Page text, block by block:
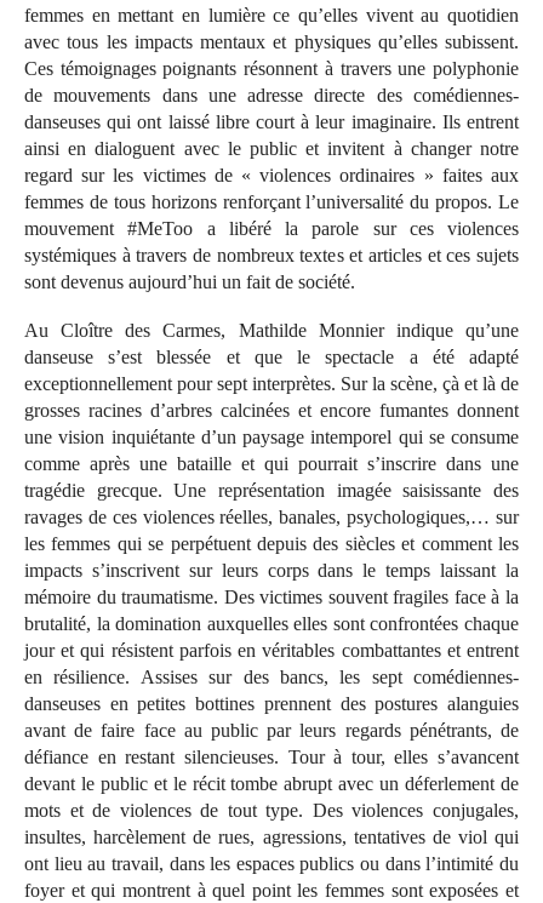
femmes en mettant en lumière ce qu’elles vivent au quotidien
avec tous les impacts mentaux et physiques qu’elles subissent.
Ces témoignages poignants résonnent à travers une polyphonie
de mouvements dans une adresse directe des comédiennes-
danseuses qui ont laissé libre court à leur imaginaire. Ils entrent
ainsi en dialoguent avec le public et invitent à changer notre
regard sur les victimes de « violences ordinaires » faites aux
femmes de tous horizons renforçant l’universalité du propos. Le
mouvement #MeToo a libéré la parole sur ces violences
systémiques à travers de nombreux textes et articles et ces sujets
sont devenus aujourd’hui un fait de société.
Au Cloître des Carmes, Mathilde Monnier indique qu’une
danseuse s’est blessée et que le spectacle a été adapté
exceptionnellement pour sept interprètes. Sur la scène, çà et là de
grosses racines d’arbres calcinées et encore fumantes donnent
une vision inquiétante d’un paysage intemporel qui se consume
comme après une bataille et qui pourrait s’inscrire dans une
tragédie grecque. Une représentation imagée saisissante des
ravages de ces violences réelles, banales, psychologiques,… sur
les femmes qui se perpétuent depuis des siècles et comment les
impacts s’inscrivent sur leurs corps dans le temps laissant la
mémoire du traumatisme. Des victimes souvent fragiles face à la
brutalité, la domination auxquelles elles sont confrontées chaque
jour et qui résistent parfois en véritables combattantes et entrent
en résilience. Assises sur des bancs, les sept comédiennes-
danseuses en petites bottines prennent des postures alanguies
avant de faire face au public par leurs regards pénétrants, de
défiance en restant silencieuses. Tour à tour, elles s’avancent
devant le public et le récit tombe abrupt avec un déferlement de
mots et de violences de tout type. Des violences conjugales,
insultes, harcèlement de rues, agressions, tentatives de viol qui
ont lieu au travail, dans les espaces publics ou dans l’intimité du
foyer et qui montrent à quel point les femmes sont exposées et